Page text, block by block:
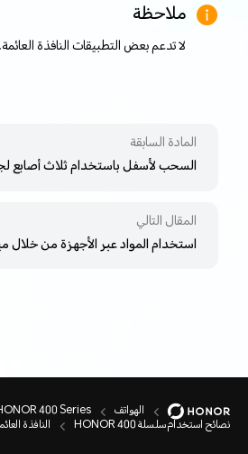
ملاحظة
لا تدعم بعض التطبيقات النافذة العائمة.
المادة السابقة
السحب لأسفل باستخدام ثلاث أصابع
المقال التالي
استخدام المواد عبر الأجهزة من خلال
الهواتف 400 Series
نصائح استخدام سلسلة HONOR 400 النافذة